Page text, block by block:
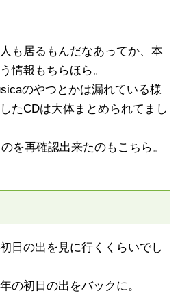
も居るもんだなあってか、本
情報もちらほら。
のやつとかは漏れている様
たCDは大体まとめられてまし
を再確認出来たのもこちら。
日の出を見に行くくらいでし
の初日の出をバックに。